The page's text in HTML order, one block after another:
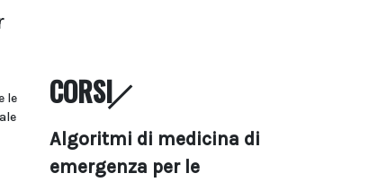
le
CORSI
Algoritmi di medicina di
emergenza per le